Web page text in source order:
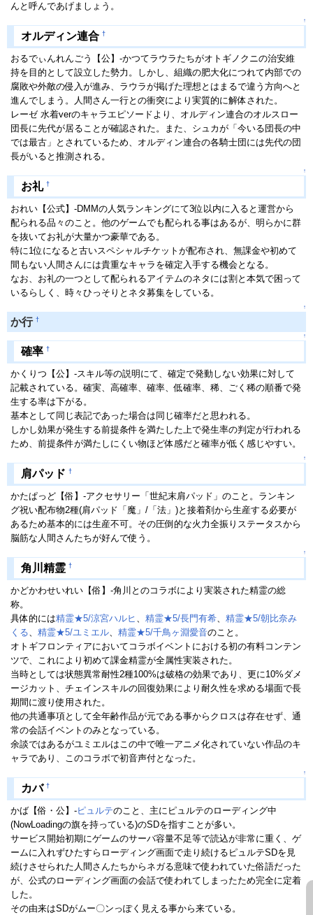
んと呼んであげましょう。
↑
オルディン連合 †
おるでぃんれんごう【公】-かつてラウラたちがオトギノクニの治安維
持を目的として設立した勢力。しかし、組織の肥大化につれて内部での
腐敗や外敵の侵入が進み、ラウラが掲げた理想とはまるで違う方向へと
進んでしまう。人間さん一行との衝突により実質的に解体された。
レーゼ 水着verのキャラエピソードより、オルディン連合のオルスロー
団長に先代が居ることが確認された。また、シュカが「今いる団長の中
では最古」とされているため、オルディン連合の各騎士団には先代の団
長がいると推測される。
↑
お礼 †
おれい【公式】-DMMの人気ランキングにて3位以内に入ると運営から
配られる品々のこと。他のゲームでも配られる事はあるが、明らかに群
を抜いてお礼が大量かつ豪華である。
特に1位になると古いスペシャルチケットが配布され、無課金や初めて
間もない人間さんには貴重なキャラを確定入手する機会となる。
なお、お礼の一つとして配られるアイテムのネタには割と本気で困って
いるらしく、時々ひっそりとネタ募集をしている。
↑
か行 †
↑
確率 †
かくりつ【公】-スキル等の説明にて、確定で発動しない効果に対して
記載されている。確実、高確率、確率、低確率、稀、ごく稀の順番で発
生する率は下がる。
基本として同じ表記であった場合は同じ確率だと思われる。
しかし効果が発生する前提条件を満たした上で発生率の判定が行われる
ため、前提条件が満たしにくい物ほど体感だと確率が低く感じやすい。
↑
肩パッド †
かたぱっど【俗】-アクセサリー「世紀末肩パッド」のこと。ランキン
グ祝い配布物2種(肩パッド「魔」/「法」)と接着剤から生産する必要が
あるため基本的には生産不可。その圧倒的な火力全振りステータスから
脳筋な人間さんたちが好んで使う。
↑
角川精霊 †
かどかわせいれい【俗】-角川とのコラボにより実装された精霊の総
称。
具体的には精霊★5/涼宮ハルヒ 、 精霊★5/長門有希、 精霊★5/朝比奈み
くる、 精霊★5/ユミエル、 精霊★5/千鳥ヶ淵愛音のこと。
オトギフロンティアにおいてコラボイベントにおける初の有料コンテン
ツで、これにより初めて課金精霊が全属性実装された。
当時としては状態異常耐性2種100%は破格の効果であり、更に10%ダメ
ージカット、チェインスキルの回復効果により耐久性を求める場面で長
期間に渡り使用された。
他の共通事項として全年齢作品が元である事からクロスは存在せず、通
常の会話イベントのみとなっている。
余談ではあるがユミエルはこの中で唯一アニメ化されていない作品のキ
ャラであり、このコラボで初音声付となった。
↑
カバ †
かば【俗・公】-ピュルテのこと、主にピュルテのローディング中
(NowLoadingの旗を持っている)のSDを指すことが多い。
サービス開始初期にゲームのサーバ容量不足等で読込が非常に重く、ゲ
ームに入れずひたすらローディング画面で走り続けるピュルテSDを見
続けさせられた人間さんたちからネガる意味で使われていた俗語だった
が、公式のローディング画面の会話で使われてしまったため完全に定着
した。
その由来はSDがムー〇ンっぽく見える事から来ている。